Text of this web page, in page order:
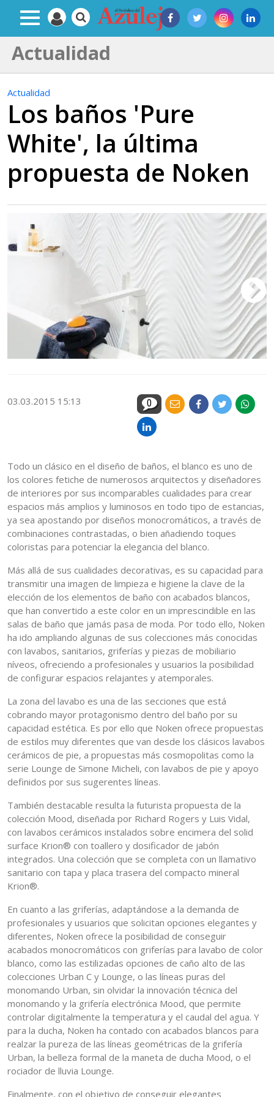
Actualidad
Actualidad
Los baños 'Pure
White', la última
propuesta de Noken
03.03.2015 15:13 0
Todo un clásico en el diseño de baños, el blanco es uno de
los colores fetiche de numerosos arquitectos y diseñadores
de interiores por sus incomparables cualidades para crear
espacios más amplios y luminosos en todo tipo de estancias,
ya sea apostando por diseños monocromáticos, a través de
combinaciones contrastadas, o bien añadiendo toques
coloristas para potenciar la elegancia del blanco.
Más allá de sus cualidades decorativas, es su capacidad para
transmitir una imagen de limpieza e higiene la clave de la
elección de los elementos de baño con acabados blancos,
que han convertido a este color en un imprescindible en las
salas de baño que jamás pasa de moda. Por todo ello, Noken
ha ido ampliando algunas de sus colecciones más conocidas
con lavabos, sanitarios, griferías y piezas de mobiliario
níveos, ofreciendo a profesionales y usuarios la posibilidad
de configurar espacios relajantes y atemporales.
La zona del lavabo es una de las secciones que está
cobrando mayor protagonismo dentro del baño por su
capacidad estética. Es por ello que Noken ofrece propuestas
de estilos muy diferentes que van desde los clásicos lavabos
cerámicos de pie, a propuestas más cosmopolitas como la
serie Lounge de Simone Micheli, con lavabos de pie y apoyo
definidos por sus sugerentes líneas.
También destacable resulta la futurista propuesta de la
colección Mood, diseñada por Richard Rogers y Luis Vidal,
con lavabos cerámicos instalados sobre encimera del solid
surface Krion® con toallero y dosificador de jabón
integrados. Una colección que se completa con un llamativo
sanitario con tapa y placa trasera del compacto mineral
Krion®.
En cuanto a las griferías, adaptándose a la demanda de
profesionales y usuarios que solicitan opciones elegantes y
diferentes, Noken ofrece la posibilidad de conseguir
acabados monocromáticos con griferías para lavabo de color
blanco, como las estilizadas opciones de caño alto de las
colecciones Urban C y Lounge, o las líneas puras del
monomando Urban, sin olvidar la innovación técnica del
monomando y la grifería electrónica Mood, que permite
controlar digitalmente la temperatura y el caudal del agua. Y
para la ducha, Noken ha contado con acabados blancos para
realzar la pureza de las líneas geométricas de la grifería
Urban, la belleza formal de la maneta de ducha Mood, o el
rociador de lluvia Lounge.
Finalmente, con el objetivo de conseguir elegantes